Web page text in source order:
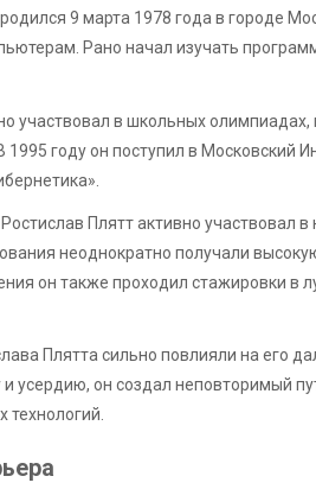
9 марта 1978 года в городе
Рано начал изучать
участвовал в школьных
1995 году он поступил в Московский
Плятт активно участвовал в
неоднократно получали
он также проходил стажировки в
Плятта сильно повлияли на его
и усердию, он создал неповторимый
технологий.